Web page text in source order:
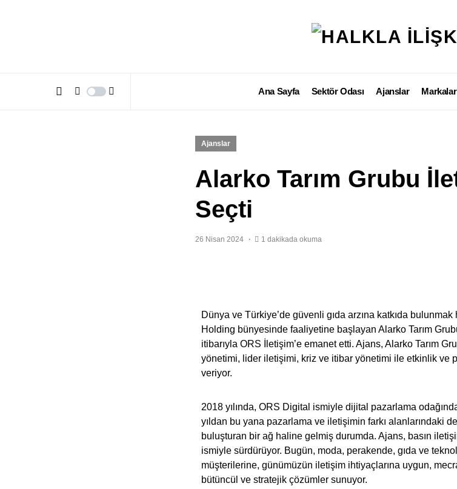
Ana Sayfa Sektör Odası Ajanslar Markalar
Ajanslar
Alarko Tarım Grubu
Seçti
26 Nisan 2024 1 dakikada okuma
Dünya ve Türkiye’de güvenli gıda arzına katkıda
Holding bünyesinde faaliyetine başlayan Alarko Tarım
itibarıyla ORS İletişim’e emanet etti. Ajans, Alarko Tarım
yönetimi, lider iletişimi, kriz ve itibar yönetimi ile etkinlik ve
veriyor.
2018 yılında, ORS Digital ismiyle dijital pazarlama
yıldan bu yana pazarlama ve iletişimin farkı alanlarındaki
buluşturan bir ağ haline gelmiş durumda. Ajans, basın
ismiyle sürdürüyor. Bugün, moda, perakende, gıda ve
müşterilerine, günümüzün iletişim ihtiyaçlarına uygun,
bütüncül ve stratejik çözümler sunuyor.